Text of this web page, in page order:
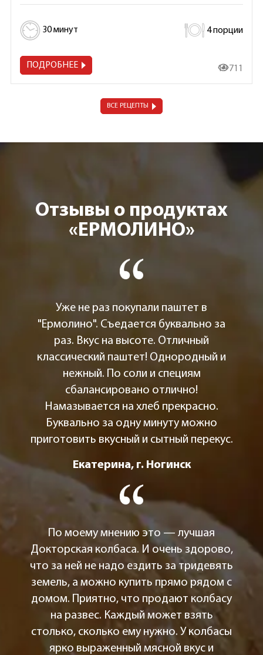
30 минут 4 порции
ПОДРОБНЕЕ 19 711
ВСЕ РЕЦЕПТЫ
Отзывы о продуктах
«ЕРМОЛИНО»
Уже не раз покупали паштет в
"Ермолино". Съедается буквально за
раз. Вкус на высоте. Отличный
классический паштет! Однородный и
нежный. По соли и специям
сбалансировано отлично!
Намазывается на хлеб прекрасно.
Буквально за одну минуту можно
приготовить вкусный и сытный перекус.
Екатерина, г. Ногинск
По моему мнению это — лучшая
Докторская колбаса. И очень здорово,
что за ней не надо ездить за тридевять
земель, а можно купить прямо рядом с
домом. Приятно, что продают колбасу
на развес. Каждый может взять
столько, сколько ему нужно. У колбасы
ярко выраженный мясной вкус и